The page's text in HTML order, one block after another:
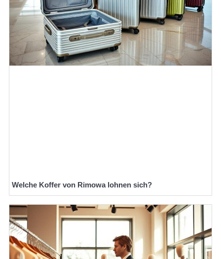
Welche Koffer von Rimowa lohnen sich?